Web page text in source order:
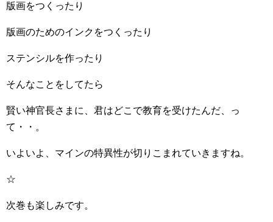
版画をつくったり
版画のためのインクをつくったり
ステンシルを作ったり
そんなことをしてたら
賢い神官長さまに、君はどこで教育を受けたんだ、っ
て・・。
いよいよ、マインの特異性が切りこまれていきますね。
☆
次巻も楽しみです。